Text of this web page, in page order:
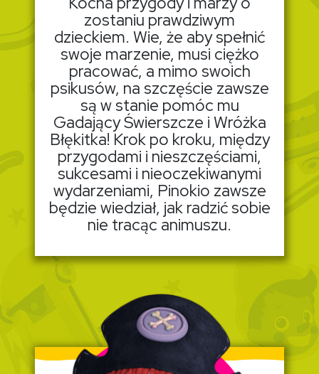
zostaniu prawdziwym
dzieckiem. Wie, że aby spełnić
swoje marzenie, musi ciężko
pracować, a mimo swoich
psikusów, na szczęście zawsze
są w stanie pomóc mu
Gadający Świerszcze i Wróżka
Błękitka! Krok po kroku, między
przygodami i nieszczęściami,
sukcesami i nieoczekiwanymi
wydarzeniami, Pinokio zawsze
będzie wiedział, jak radzić sobie
nie tracąc animuszu.